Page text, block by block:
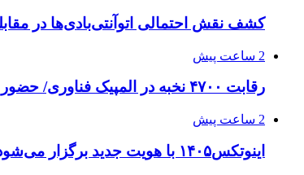
کشف نقش احتمالی اتوآنتی‌بادی‌ها در
2 ساعت پیش
رقابت ۴۷۰۰ نخبه در المپیک فناوری/ حضور ۲۰۰ نفر از ۱۴ کشور دنیا
2 ساعت پیش
اینوتکس۱۴۰۵ با هویت جدید برگزار می‌شود